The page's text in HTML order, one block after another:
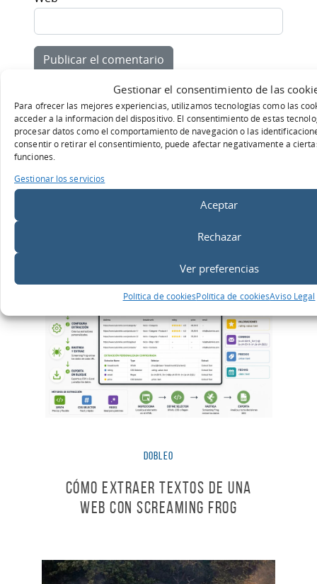
Gestionar el consentimiento de las
Para ofrecer las mejores experiencias, utilizamos tecnologías como las
acceder a la información del dispositivo. El consentimiento de estas
procesar datos como el comportamiento de navegación o las
consentir o retirar el consentimiento, puede afectar negativamente a
funciones.
Gestionar los servicios
Aceptar
Rechazar
Ver preferencias
Política de cookiesPolítica de cookiesAviso Legal
Entradas RELACIONADOS
dobleO
Cómo extraer textos de una
web con Screaming Frog